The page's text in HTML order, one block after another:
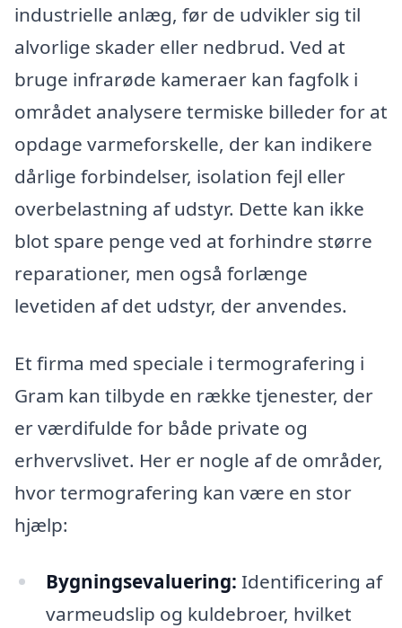
industrielle anlæg, før de udvikler sig til
alvorlige skader eller nedbrud. Ved at
bruge infrarøde kameraer kan fagfolk i
området analysere termiske billeder for at
opdage varmeforskelle, der kan indikere
dårlige forbindelser, isolation fejl eller
overbelastning af udstyr. Dette kan ikke
blot spare penge ved at forhindre større
reparationer, men også forlænge
levetiden af det udstyr, der anvendes.
Et firma med speciale i termografering i
Gram kan tilbyde en række tjenester, der
er værdifulde for både private og
erhvervslivet. Her er nogle af de områder,
hvor termografering kan være en stor
hjælp:
Bygningsevaluering: Identificering af
varmeudslip og kuldebroer, hvilket